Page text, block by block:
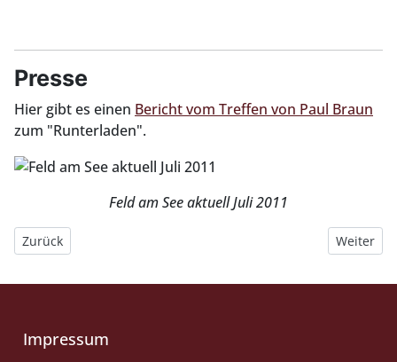
Presse
Hier gibt es einen Bericht vom Treffen von Paul Braun
zum "Runterladen".
Feld am See aktuell Juli 2011
Vorheriger Beitrag: Treffen: 2010 Amelinghausen
Zurück Nächster
Weiter
Impressum